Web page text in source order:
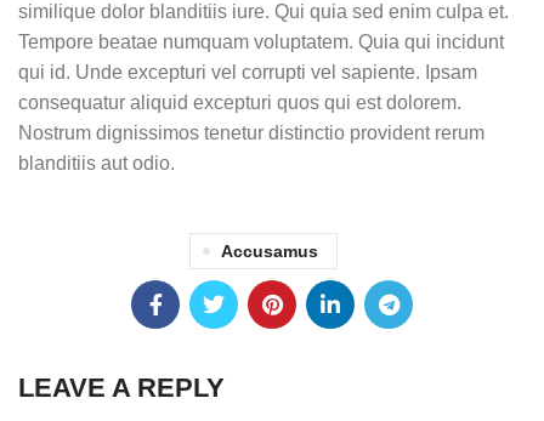
similique dolor blanditiis iure. Qui quia sed enim culpa et.
Tempore beatae numquam voluptatem. Quia qui incidunt
qui id. Unde excepturi vel corrupti vel sapiente. Ipsam
consequatur aliquid excepturi quos qui est dolorem.
Nostrum dignissimos tenetur distinctio provident rerum
blanditiis aut odio.
Accusamus
LEAVE A REPLY